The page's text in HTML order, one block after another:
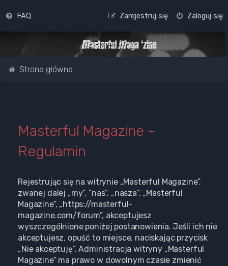
FAQ Zaloguj się
Zarejestruj się
Strona główna
Masterful Magazine -
Regulamin
Rejestrując się na witrynie „Masterful Magazine”,
zwanej dalej „my”, ”nas”, „nasza”, „Masterful
Magazine”, „https://masterful-
magazine.com/forum”, akceptujesz
wyszczególnione poniżej postanowienia. Jeśli ich nie
akceptujesz, opuść to miejsce, naciskając przycisk
„Nie akceptuję”. Administracja witryny „Masterful
Magazine” ma prawo w dowolnym czasie zmienić